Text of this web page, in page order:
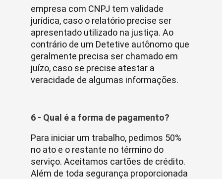
empresa com CNPJ tem validade
jurídica, caso o relatório precise ser
apresentado utilizado na justiça. Ao
contrário de um Detetive autônomo que
geralmente precisa ser chamado em
juízo, caso se precise atestar a
veracidade de algumas informações.
6 - Qual é a forma de pagamento?
Para iniciar um trabalho, pedimos 50%
no ato e o restante no término do
serviço. Aceitamos cartões de crédito.
Além de toda segurança proporcionada